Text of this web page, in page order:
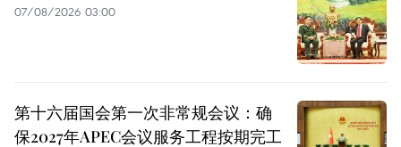
07/08/2026 03:00
第十六届国会第一次非常规会议：确
保2027年APEC会议服务工程按期完工